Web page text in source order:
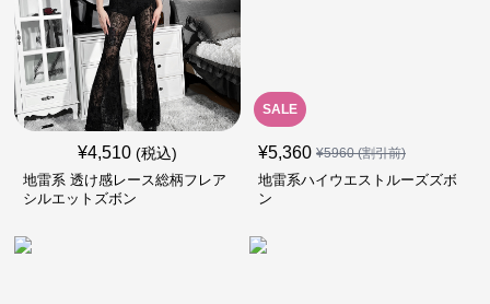
¥4,510 (税込)
地雷系 透け感レース総柄フレア
シルエットズボン
SALE
¥5,360 ¥5960(割引前)
地雷系ハイウエストルーズズボ
ン